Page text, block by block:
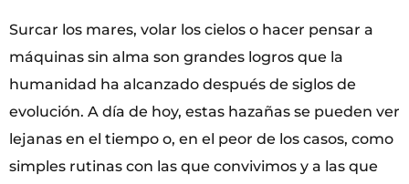
Surcar los mares, volar los cielos o hacer pensar a
máquinas sin alma son grandes logros que la
humanidad ha alcanzado después de siglos de
evolución. A día de hoy, estas hazañas se pueden ver
lejanas en el tiempo o, en el peor de los casos, como
simples rutinas con las que convivimos y a las que